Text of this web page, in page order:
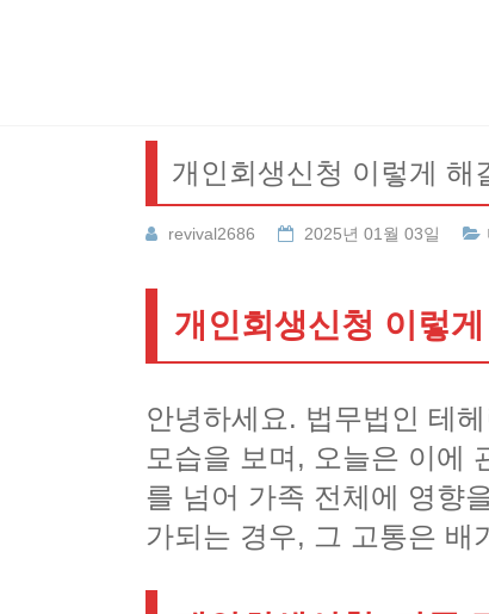
개인회생신청 이렇게 해
revival2686 2025년 01월 03일
개인회생신청 이렇
안녕하세요. 법무법인 테
모습을 보며, 오늘은 이에
를 넘어 가족 전체에 영향
가되는 경우, 그 고통은 배